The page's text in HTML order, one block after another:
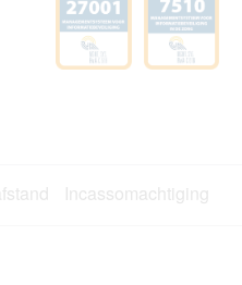
Incassomachtiging